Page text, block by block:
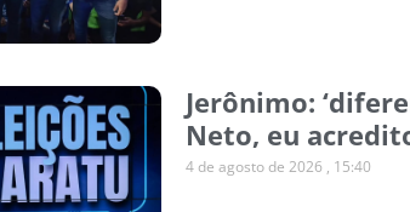
Jerônimo:
Neto, eu
4 de agosto de 2026 15:40